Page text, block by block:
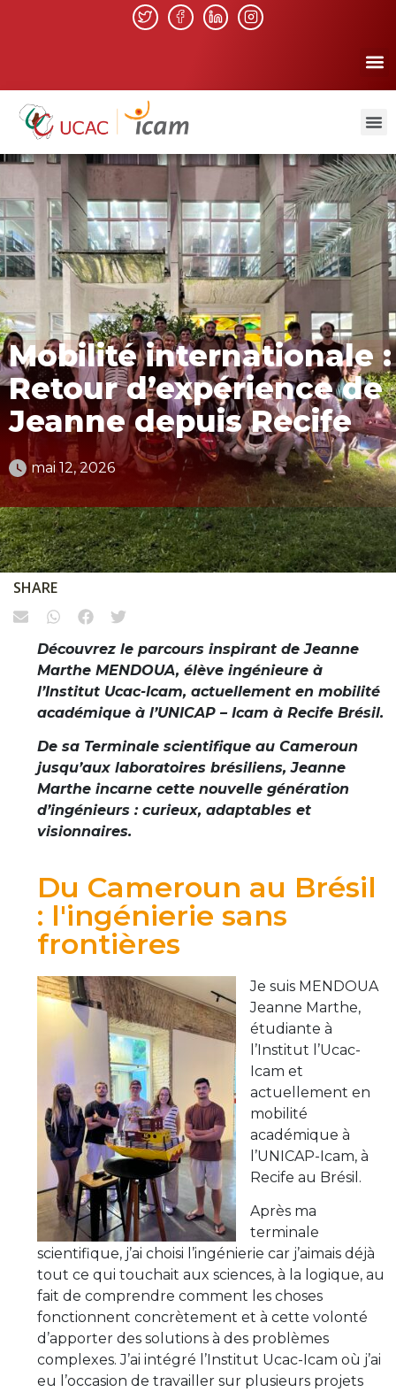
Mobilité internationale :
Retour d’expérience de
Jeanne depuis Recife
mai 12, 2026
SHARE
Découvrez le parcours inspirant de Jeanne
Marthe MENDOUA, élève ingénieure à
l’Institut Ucac-Icam, actuellement en mobilité
académique à l’UNICAP – Icam à Recife Brésil.
De sa Terminale scientifique au Cameroun
jusqu’aux laboratoires brésiliens, Jeanne
Marthe incarne cette nouvelle génération
d’ingénieurs : curieux, adaptables et
visionnaires.
Du Cameroun au Brésil
: l'ingénierie sans
frontières
Je suis MENDOUA
Jeanne Marthe,
étudiante à
l’Institut l’Ucac-
Icam et
actuellement en
mobilité
académique à
l’UNICAP-Icam, à
Recife au Brésil.
Après ma
terminale
scientifique, j’ai choisi l’ingénierie car j’aimais déjà
tout ce qui touchait aux sciences, à la logique, au
fait de comprendre comment les choses
fonctionnent concrètement et à cette volonté
d’apporter des solutions à des problèmes
complexes. J’ai intégré l’Institut Ucac-Icam où j’ai
eu l’occasion de travailler sur plusieurs projets